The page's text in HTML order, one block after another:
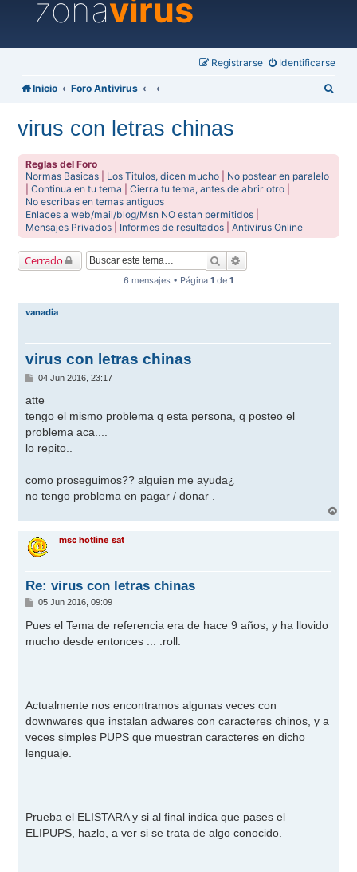
zonavirus
Identificarse
Registrarse
Inicio Foro Antivirus
virus con letras chinas
Reglas del Foro
Normas Basicas
Los Titulos, dicen mucho
No postear en paralelo
|Continua en tu tema |Cierra tu tema, antes de abrir otro
No escribas en temas antiguos
Enlaces a web/mail/blog/Msn NO estan permitidos
Mensajes Privados
Informes de resultados |Antivirus Online
Cerrado Buscar
6 mensajes • Página 1 de 1
vanadia
virus con letras chinas
M
n
a
j
e
04 Jun 2016, 23:17
atte
tengo el mismo problema q esta persona, q posteo el
problema aca....
lo repito..
como proseguimos?? alguien me ayuda¿
no tengo problema en pagar / donar .
r
msc hotline sat
Re: virus con letras chinas
M
n
s
a
05 Jun 2016, 09:09
Pues el Tema de referencia era de hace 9 años, y ha llovido
mucho desde entonces ... :roll:
Actualmente nos encontramos algunas veces con
downwares que instalan adwares con caracteres chinos, y a
veces simples PUPS que muestran caracteres en dicho
lenguaje.
Prueba el ELISTARA y si al final indica que pases el
ELIPUPS, hazlo, a ver si se trata de algo conocido.